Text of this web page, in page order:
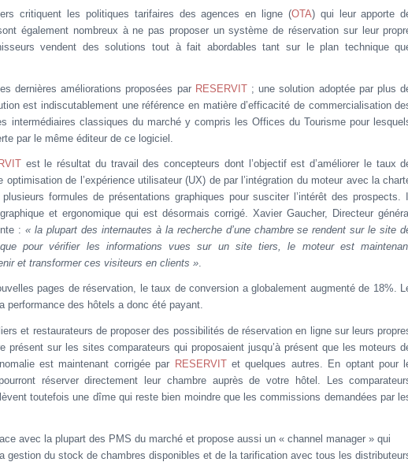
critiquent les politiques tarifaires des agences en ligne (OTA) qui leur apporte
également nombreux à ne pas proposer un système de réservation sur leur
vendent des solutions tout à fait abordables tant sur le plan technique
dernières améliorations proposées par RESERVIT; une solution adoptée par plus
est indiscutablement une référence en matière d’efficacité de commercialisation
intermédiaires classiques du marché y compris les Offices du Tourisme pour
par le même éditeur de ce logiciel.
est le résultat du travail des concepteurs dont l’objectif est d’améliorer le taux
de l’expérience utilisateur (UX) de par l’intégration du moteur avec la
formules de présentations graphiques pour susciter l’intérêt des prospects. Il
et ergonomique qui est désormais corrigé. Xavier Gaucher, Directeur
: « la plupart des internautes à la recherche d’une chambre se rendent sur le site
que pour vérifier les informations vues sur un site tiers, le moteur est
et transformer ces visiteurs en clients ».
pages de réservation, le taux de conversion a globalement augmenté de 18%.
performance des hôtels a donc été payant.
et restaurateurs de proposer des possibilités de réservation en ligne sur leurs
présent sur les sites comparateurs qui proposaient jusqu’à présent que les moteurs
est maintenant corrigée par RESERVITet quelques autres. En optant pour
réserver directement leur chambre auprès de votre hôtel. Les
toutefois une dîme qui reste bien moindre que les commissions demandées par
avec la plupart des PMS du marché et propose aussi un « channel manager » qui
gestion du stock de chambres disponibles et de la tarification avec tous les